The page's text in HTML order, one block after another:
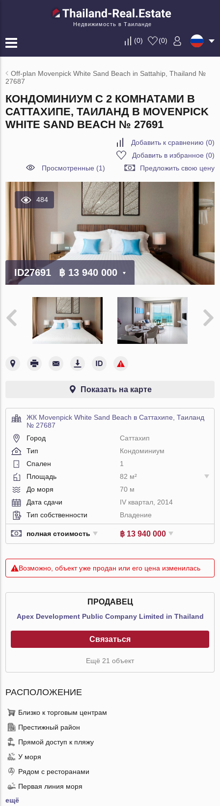
Недвижимость в Таиланде
(0) (0)
Off-plan Movenpick White Sand Beach in Sattahip, Thailand №
27687
КОНДОМИНИУМ С 2 КОМНАТАМИ В
САТТАХИПЕ, ТАИЛАНД В MOVENPICK
WHITE SAND BEACH № 27691
Добавить к сравнению (0)
Добавить в избранное (0)
Просмотренные (1)
Предложить свою цену
484
ID27691 ฿ 13 940 000
Показать на карте
ЖК Movenpick White Sand Beach в Саттахипе, Таиланд
№ 27687
Город
Саттахип
Тип
Кондоминиум
Спален
1
Площадь
82 м²
До моря
70 м
Дата сдачи
IV квартал, 2014
Тип собственности
Владение
полная стоимость ฿ 13 940 000
Возможно, объект уже продан или его цена изменилась
ПРОДАВЕЦ
Apex Development Public Company Limited in Thailand
Связаться
Ещё 21 объект
РАСПОЛОЖЕНИЕ
Близко к торговым центрам
Престижный район
Прямой доступ к пляжу
У моря
Рядом с ресторанами
Первая линия моря
ещё